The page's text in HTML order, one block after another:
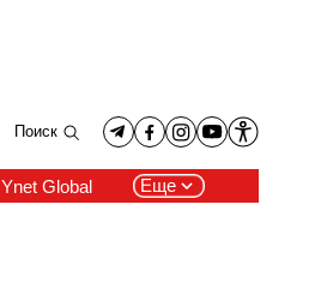
Поиск
Ynet Global Еще